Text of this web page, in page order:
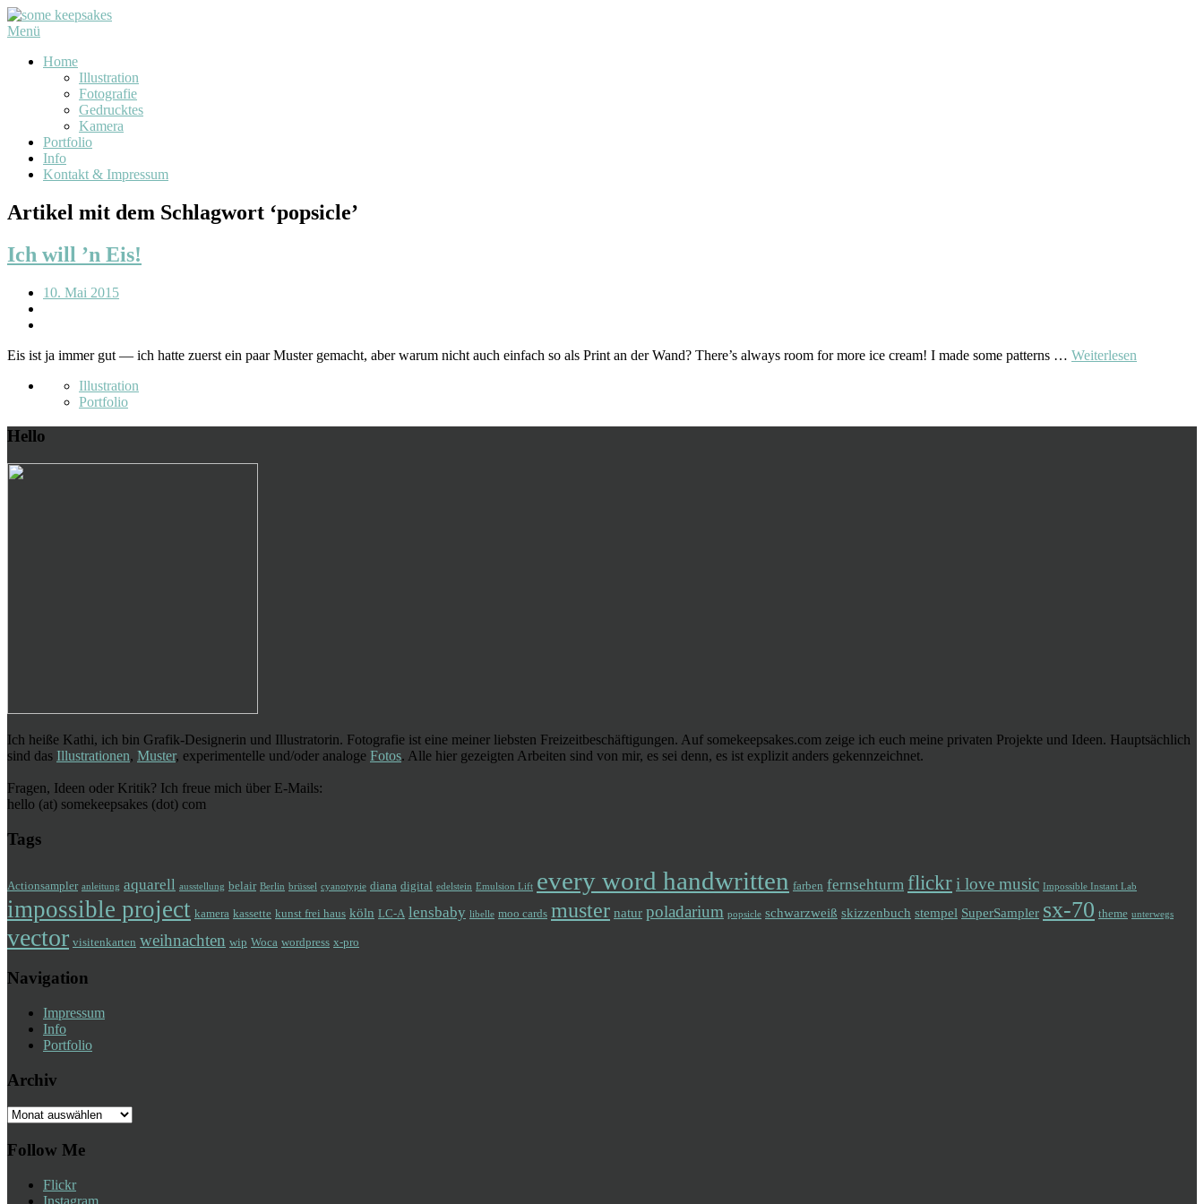
Menü
Home
Illustration
Fotografie
Gedrucktes
Kamera
Portfolio
Info
Kontakt & Impressum
Artikel mit dem Schlagwort ‘popsicle’
Ich will ’n Eis!
10. Mai 2015
Eis ist ja immer gut — ich hatte zuerst ein paar Muster gemacht, aber warum nicht auch einfach so als Print an der Wand? There’s always room for more ice cream! I made some patterns … Weiterlesen
Illustration
Portfolio
Hello
Ich heiße Kathi, ich bin Grafik-Designerin und Illustratorin. Fotografie ist eine meiner liebsten Freizeitbeschäftigungen. Auf somekeepsakes.com zeige ich euch meine privaten Projekte und Ideen. Hauptsächlich
sind das Illustrationen, Muster, experimentelle und/oder analoge Fotos. Alle hier gezeigten Arbeiten sind von mir, es sei denn, es ist explizit anders gekennzeichnet.
Fragen, Ideen oder Kritik? Ich freue mich über E-Mails:
hello (at) somekeepsakes (dot) com
Tags
Actionsampler anleitung aquarell ausstellung belair Berlin brüssel cyanotypie diana digital edelstein Emulsion Lift every word handwritten farben fernsehturm flickr i love music Impossible Instant Lab
impossible project kamera kassette kunst frei haus köln LC-A lensbaby libelle moo cards muster natur poladarium popsicle schwarzweiß skizzenbuch stempel SuperSampler sx-70 theme unterwegs
vector visitenkarten weihnachten wip Woca wordpress x-pro
Navigation
Impressum
Info
Portfolio
Archiv
Archiv
Follow Me
Flickr
Instagram